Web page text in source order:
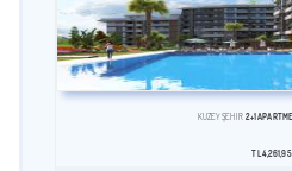
KUZEY ŞEHİR 2+1
TL